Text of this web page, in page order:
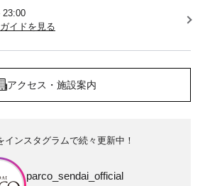
23:00
イドを見る
アクセス・施設案内
インスタグラムで続々更新中！
parco_sendai_official